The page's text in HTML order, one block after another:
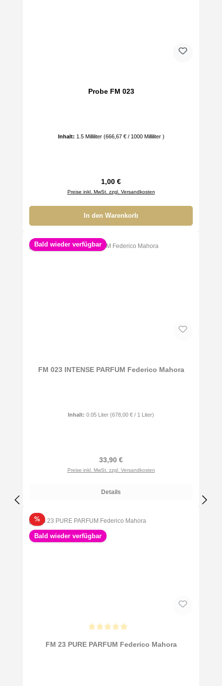
Probe FM 023
Inhalt: 1.5 Milliliter (666,67 € / 1000 Milliliter )
Regulärer Preis:
1,00 €
Preise inkl. MwSt. zzgl. Versandkosten
In den Warenkorb
Bald wieder verfügbar
FM 023 INTENSE PARFUM Federico Mahora
Inhalt: 0.05 Liter (678,00 € / 1 Liter)
Regulärer Preis:
33,90 €
Preise inkl. MwSt. zzgl. Versandkosten
Details
%Rabatt
Bald wieder verfügbar
FM 23 PURE PARFUM Federico Mahora